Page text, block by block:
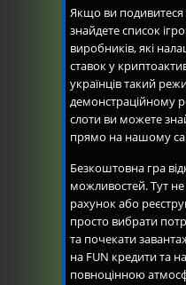
Якщо ви
знайдете список
виробників, які
ставок у
українців такий
демонстраційному
слоти ви можете
прямо на нашому
Безкоштовна гра
можливостей. Тут
рахунок або
просто вибрати
та почекати
на FUN кредити та
повноцінною